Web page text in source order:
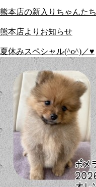
熊本店の新入りちゃんたち
熊本店よりお知らせ
夏休みスペシャル(^o^)／♥